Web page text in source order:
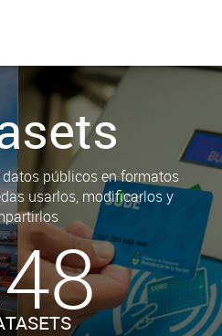
públicos en formatos
usarlos, modificarlos y